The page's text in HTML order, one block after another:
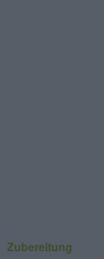
Zubereitung